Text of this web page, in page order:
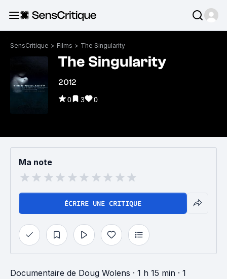
SensCritique > Films > The Singularity
The Singularity
2012
0 3 0
Ma note
ÉCRIRE UNE CRITIQUE
Documentaire de Doug Wolens · 1 h 15 min · 1